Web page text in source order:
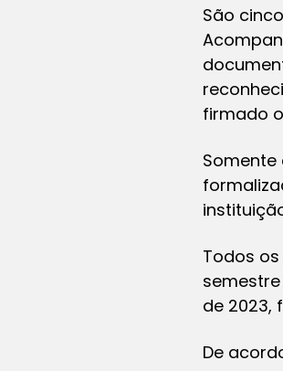
São
firmado
Todos
de 2023,
De